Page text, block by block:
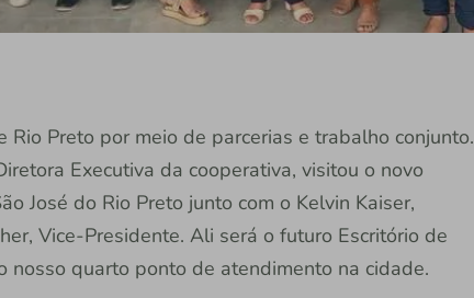
Preto por meio de parcerias e trabalho conjunto.
Executiva da cooperativa, visitou o novo
José do Rio Preto junto com o Kelvin Kaiser,
Vice-Presidente. Ali será o futuro Escritório de
nosso quarto ponto de atendimento na cidade.